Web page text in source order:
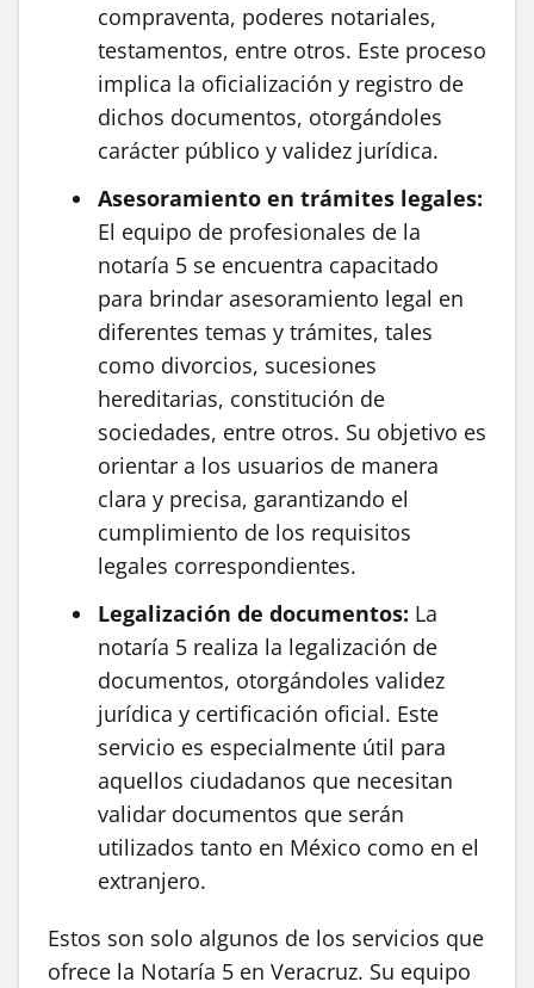
compraventa, poderes notariales,
testamentos, entre otros. Este proceso
implica la oficialización y registro de
dichos documentos, otorgándoles
carácter público y validez jurídica.
Asesoramiento en trámites legales:
El equipo de profesionales de la
notaría 5 se encuentra capacitado
para brindar asesoramiento legal en
diferentes temas y trámites, tales
como divorcios, sucesiones
hereditarias, constitución de
sociedades, entre otros. Su objetivo es
orientar a los usuarios de manera
clara y precisa, garantizando el
cumplimiento de los requisitos
legales correspondientes.
Legalización de documentos: La
notaría 5 realiza la legalización de
documentos, otorgándoles validez
jurídica y certificación oficial. Este
servicio es especialmente útil para
aquellos ciudadanos que necesitan
validar documentos que serán
utilizados tanto en México como en el
extranjero.
Estos son solo algunos de los servicios que
ofrece la Notaría 5 en Veracruz. Su equipo